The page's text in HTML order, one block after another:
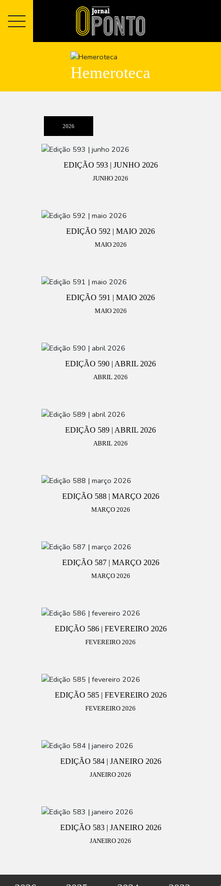
Hemeroteca
2026
EDIÇÃO 593 | JUNHO 2026
JUNHO 2026
EDIÇÃO 592 | MAIO 2026
MAIO 2026
EDIÇÃO 591 | MAIO 2026
MAIO 2026
EDIÇÃO 590 | ABRIL 2026
ABRIL 2026
EDIÇÃO 589 | ABRIL 2026
ABRIL 2026
EDIÇÃO 588 | MARÇO 2026
MARÇO 2026
EDIÇÃO 587 | MARÇO 2026
MARÇO 2026
EDIÇÃO 586 | FEVEREIRO 2026
FEVEREIRO 2026
EDIÇÃO 585 | FEVEREIRO 2026
FEVEREIRO 2026
EDIÇÃO 584 | JANEIRO 2026
JANEIRO 2026
EDIÇÃO 583 | JANEIRO 2026
JANEIRO 2026